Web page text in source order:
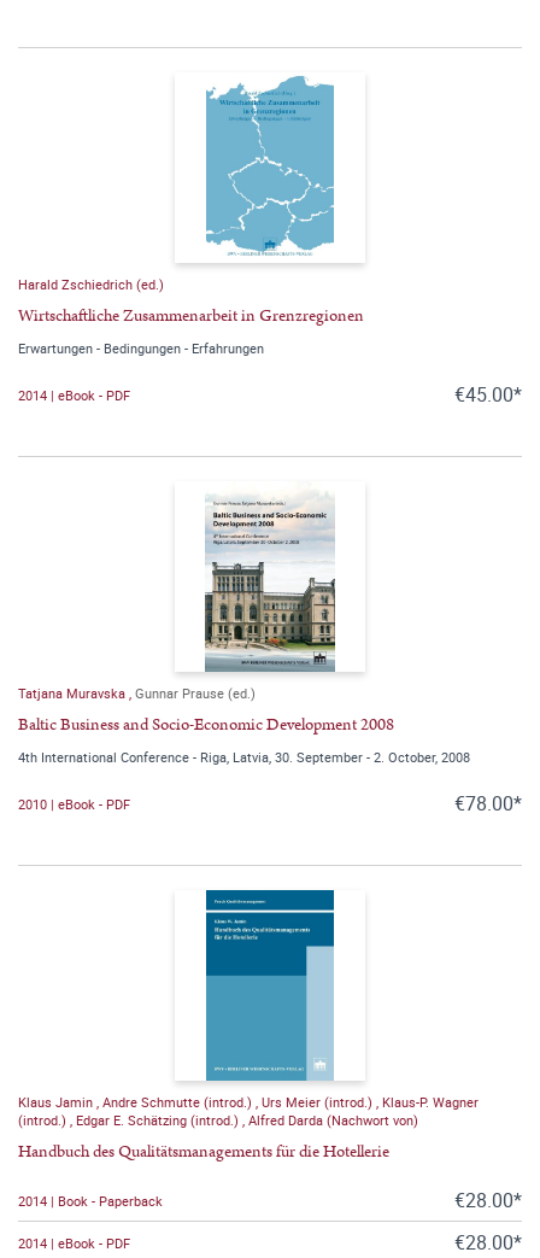
Harald Zschiedrich (ed.)
Wirtschaftliche Zusammenarbeit in Grenzregionen
Erwartungen - Bedingungen - Erfahrungen
2014 | eBook - PDF €45.00*
Tatjana Muravska , Gunnar Prause (ed.)
Baltic Business and Socio-Economic Development 2008
4th International Conference - Riga, Latvia, 30. September - 2. October, 2008
2010 | eBook - PDF €78.00*
Klaus Jamin , Andre Schmutte (introd.) , Urs Meier (introd.) , Klaus-P. Wagner
(introd.) , Edgar E. Schätzing (introd.) , Alfred Darda (Nachwort von)
Handbuch des Qualitätsmanagements für die Hotellerie
2014 | Book - Paperback €28.00*
2014 | eBook - PDF €28.00*